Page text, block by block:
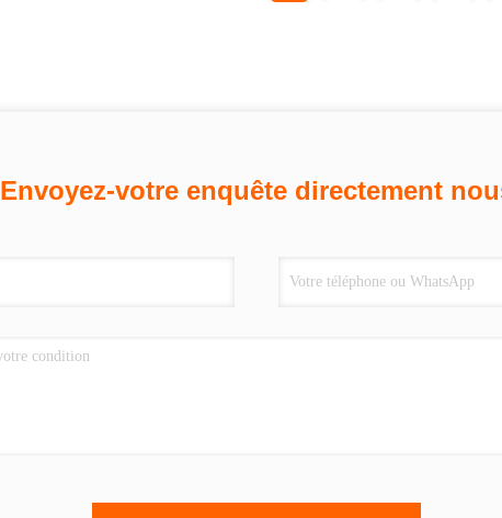
Envoyez-votre enquête directement